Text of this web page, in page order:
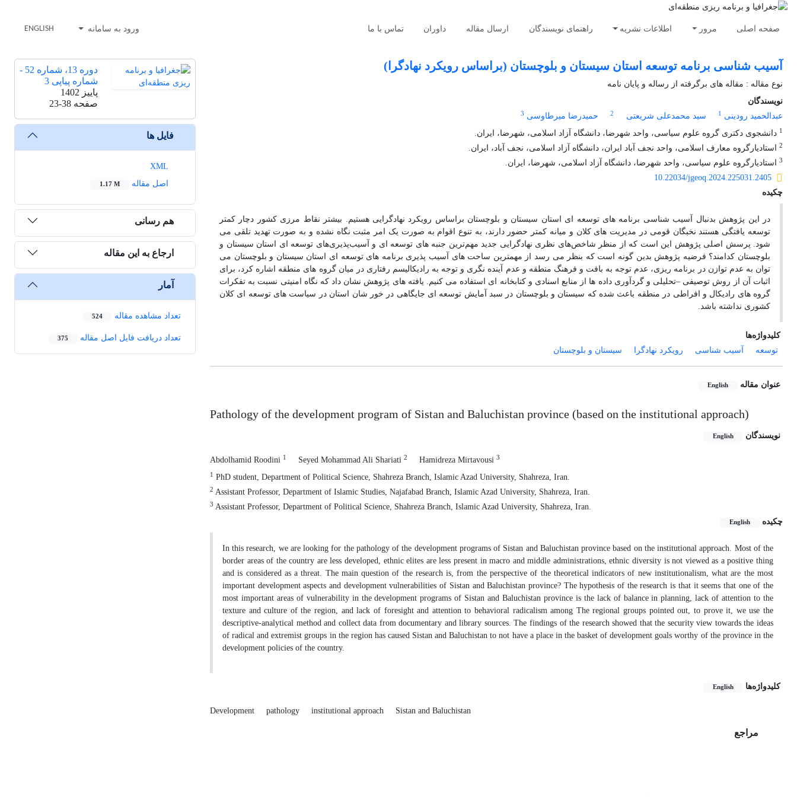
صفحه اصلی مرور اطلاعات نشریه راهنمای نویسندگان ارسال مقاله داوران تماس با ما ورود به سامانه ENGLISH
آسیب شناسی برنامه توسعه استان سیستان و بلوچستان (براساس رویکرد نهادگرا)
نوع مقاله : مقاله های برگرفته از رساله و پایان نامه
نویسندگان
عبدالحمید رودینی
1 سید محمدعلی شریعتی 2 حمیدرضا میرطاوسی 3
1 دانشجوی دکتری گروه علوم سیاسی، واحد شهرضا، دانشگاه آزاد اسلامی، شهرضا، ایران.
2 استادیارگروه معارف اسلامی، واحد نجف آباد ایران، دانشگاه آزاد اسلامی، نجف آباد، ایران.
3
استادیارگروه علوم سیاسی، واحد شهرضا، دانشگاه آزاد اسلامی، شهرضا، ایران.
10.22034/jgeoq.2024.225031.2405
چکیده
در این پژوهش بدنبال آسیب شناسی برنامه های توسعه ای استان سیستان و بلوچستان براساس رویکرد نهادگرایی هستیم. بیشتر نقاط مرزی کشور دچار کمتر
توسعه یافتگی هستند نخبگان قومی در مدیریت های کلان و میانه کمتر حضور دارند، به تنوع اقوام به صورت یک امر مثبت نگاه نشده و به صورت تهدید تلقی می
شود. پرسش اصلی پژوهش این است که از منظر شاخص‌های نظری نهادگرایی جدید مهم‌ترین جنبه های توسعه ای و آسیب‌پذیری‌های توسعه ای استان سیستان و
بلوچستان کدامند؟ فرضیه پژوهش بدین گونه است که بنظر می رسد از مهمترین ساحت های آسیب پذیری برنامه های توسعه ای استان سیستان و بلوچستان می
توان به عدم توازن در برنامه ریزی، عدم توجه به بافت و فرهنگ منطقه و عدم آینده نگری و توجه به رادیکالیسم رفتاری در میان گروه های منطقه اشاره کرد، برای
اثبات آن از روش توصیفی –تحلیلی و گردآوری داده ها از منابع اسنادی و کتابخانه ای استفاده می کنیم. یافته های پژوهش نشان داد که نگاه امنیتی نسبت به تفکرات
گروه های رادیکال و افراطی در منطقه باعث شده که سیستان و بلوچستان در سبد آمایش توسعه ای جایگاهی در خور شان استان در سیاست های توسعه ای کلان
کشوری نداشته باشد.
کلیدواژه‌ها
توسعه
آسیب شناسی رویکرد نهادگرا سیستان و بلوچستان
عنوان مقاله English
Pathology of the development program of Sistan and Baluchistan province (based on the institutional approach)
نویسندگان English
Abdolhamid Roodini 1 Seyed Mohammad Ali Shariati 2 Hamidreza Mirtavousi 3
1 PhD student, Department of Political Science, Shahreza Branch, Islamic Azad University, Shahreza, Iran.
2 Assistant Professor, Department of Islamic Studies, Najafabad Branch, Islamic Azad University, Shahreza, Iran.
3 Assistant Professor, Department of Political Science, Shahreza Branch, Islamic Azad University, Shahreza, Iran.
چکیده
English
In this research, we are looking for the pathology of the development programs of Sistan and Baluchistan province based on the institutional approach. Most of the
border areas of the country are less developed, ethnic elites are less present in macro and middle administrations, ethnic diversity is not viewed as a positive thing
and is considered as a threat. The main question of the research is, from the perspective of the theoretical indicators of new institutionalism, what are the most
important development aspects and development vulnerabilities of Sistan and Baluchistan province? The hypothesis of the research is that it seems that one of the
most important areas of vulnerability in the development programs of Sistan and Baluchistan province is the lack of balance in planning, lack of attention to the
texture and culture of the region, and lack of foresight and attention to behavioral radicalism among The regional groups pointed out, to prove it, we use the
descriptive-analytical method and collect data from documentary and library sources. The findings of the research showed that the security view towards the ideas
of radical and extremist groups in the region has caused Sistan and Baluchistan to not have a place in the basket of development goals worthy of the province in the
development policies of the country.
کلیدواژه‌ها English
Development pathology institutional approach Sistan and Baluchistan
مراجع
دوره 13، شماره 52 -
شماره پیاپی 3
پاییز 1402
صفحه 23-38
فایل ها
اصل مقاله
1.17 M
هم رسانی
ارجاع به این مقاله
آمار
تعداد مشاهده مقاله 524
تعداد دریافت فایل اصل مقاله 375